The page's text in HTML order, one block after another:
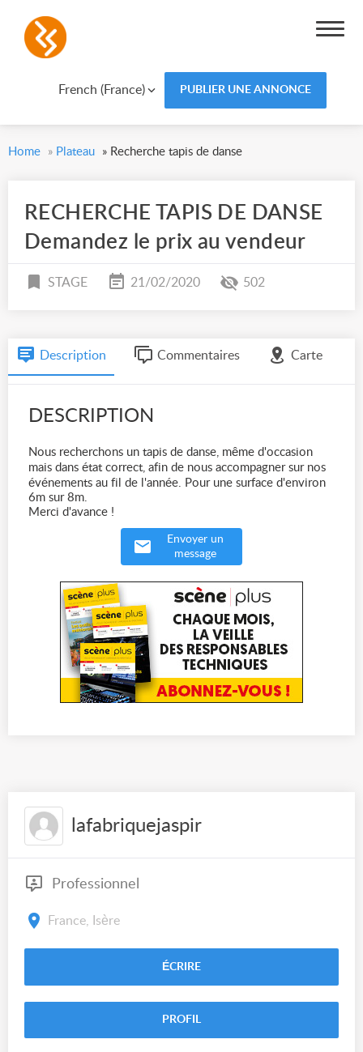
French (France) PUBLIER UNE ANNONCE
Home » Plateau » Recherche tapis de danse
RECHERCHE TAPIS DE DANSE
Demandez le prix au vendeur
STAGE 21/02/2020 502
Description Commentaires Carte
DESCRIPTION
Nous recherchons un tapis de danse, même d'occasion
mais dans état correct, afin de nous accompagner sur nos
événements au fil de l'année. Pour une surface d'environ
6m sur 8m.
Merci d'avance !
Envoyer un
message
lafabriquejaspir
Professionnel
France, Isère
ÉCRIRE
PROFIL